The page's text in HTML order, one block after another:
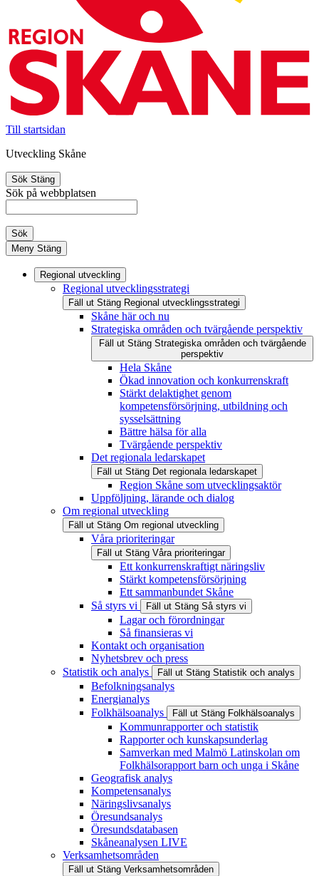
Till startsidan
Utveckling Skåne
Sök Stäng
Sök på webbplatsen
Sök
Meny Stäng
Regional utveckling
Regional utvecklingsstrategi
Fäll ut Stäng Regional utvecklingsstrategi
Skåne här och nu
Strategiska områden och tvärgående perspektiv
Fäll ut Stäng Strategiska områden och tvärgående
perspektiv
Hela Skåne
Ökad innovation och konkurrenskraft
Stärkt delaktighet genom
kompetensförsörjning, utbildning och
sysselsättning
Bättre hälsa för alla
Tvärgående perspektiv
Det regionala ledarskapet
Fäll ut Stäng Det regionala ledarskapet
Region Skåne som utvecklingsaktör
Uppföljning, lärande och dialog
Om regional utveckling
Fäll ut Stäng Om regional utveckling
Våra prioriteringar
Fäll ut Stäng Våra prioriteringar
Ett konkurrenskraftigt näringsliv
Stärkt kompetensförsörjning
Ett sammanbundet Skåne
Så styrs vi
Fäll ut Stäng Så styrs vi
Lagar och förordningar
Så finansieras vi
Kontakt och organisation
Nyhetsbrev och press
Statistik och analys
Fäll ut Stäng Statistik och analys
Befolkningsanalys
Energianalys
Folkhälsoanalys
Fäll ut Stäng Folkhälsoanalys
Kommunrapporter och statistik
Rapporter och kunskapsunderlag
Samverkan med Malmö Latinskolan om
Folkhälsorapport barn och unga i Skåne
Geografisk analys
Kompetensanalys
Näringslivsanalys
Öresundsanalys
Öresundsdatabasen
Skåneanalysen LIVE
Verksamhetsområden
Fäll ut Stäng Verksamhetsområden